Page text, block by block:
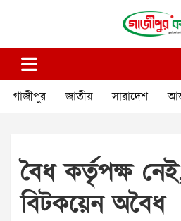
গাজীপুর কণ্ঠ
গাজীপুর জাতীয় সারাদেশ
বৈধ কর্তৃপক্ষ
বিটকয়েন অবৈধ